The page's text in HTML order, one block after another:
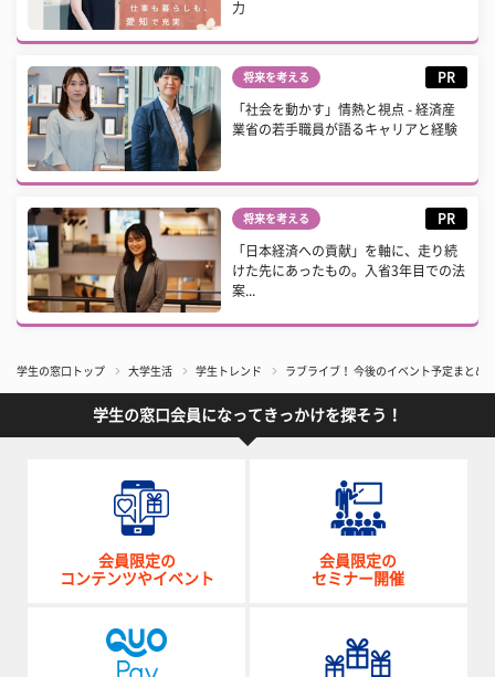
力
将来を考える PR
「社会を動かす」情熱と視点 - 経済産
業省の若手職員が語るキャリアと経験
将来を考える PR
「日本経済への貢献」を軸に、走り続
けた先にあったもの。入省3年目での法
案...
学生の窓口トップ 大学生活 学生トレンド ラブライブ！ 今後のイベント予定まとめ
学生の窓口会員になってきっかけを探そう！
会員限定の
コンテンツやイベント
会員限定の
セミナー開催